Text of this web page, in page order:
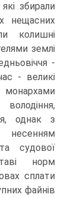
збирали
нещасних
колишні
землі
-
- великі
монархами
однак з
несенням
та судової
норм
сплати
файнів